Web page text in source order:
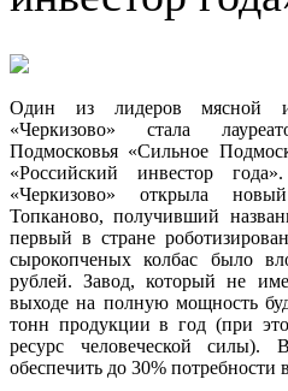
Один из лидеров мясной
«Черкизово» стала
Подмосковья «Сильное
«Российский инвестор
«Черкизово» открыла
Топканово, получивший
первый в стране
сырокопченых колбас было
рублей. Завод, который не
выходе на полную мощность
тонн продукции в год (при
ресурс человеческой силы).
обеспечить до 30% потребности